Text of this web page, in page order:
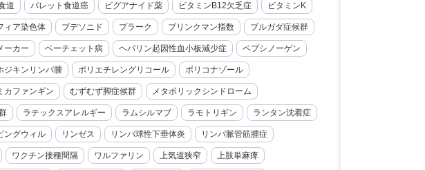
道 バレット食道癌 ビグアナイド薬 ビタミンB12欠乏症 ビタミンK
ィア染色体 ブデソニド プラーク ブリンクマン指数 ブルガダ症候群
ーカー ベーチェット病 ヘパリン起因性血小板減少症 ペプシノーゲン
ジキンリンパ腫 ポリエチレングリコール ボリコナゾール
カファンギン むずむず脚症候群 メタボリックシンドローム
ラテックスアレルギー ラムシルマブ ラモトリギン ランタン沈着症
ングウィル リンゼス リンパ球性下垂体炎 リンパ脈管筋腫症
ワクチン接種間隔 ワルファリン 上気道狭窄 上肢単麻痺